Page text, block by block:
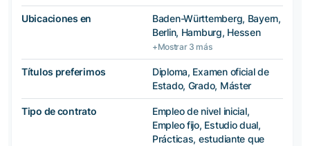
Ubicaciones en
Baden-Württemberg, Bayern,
Berlin, Hamburg, Hessen
+Mostrar 3 más
Títulos preferimos
Diploma, Examen oficial de
Estado, Grado, Máster
Tipo de contrato
Empleo de nivel inicial,
Empleo fijo, Estudio dual,
Prácticas, estudiante que